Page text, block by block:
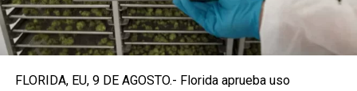
FLORIDA, EU, 9 DE AGOSTO.- Florida aprueba uso